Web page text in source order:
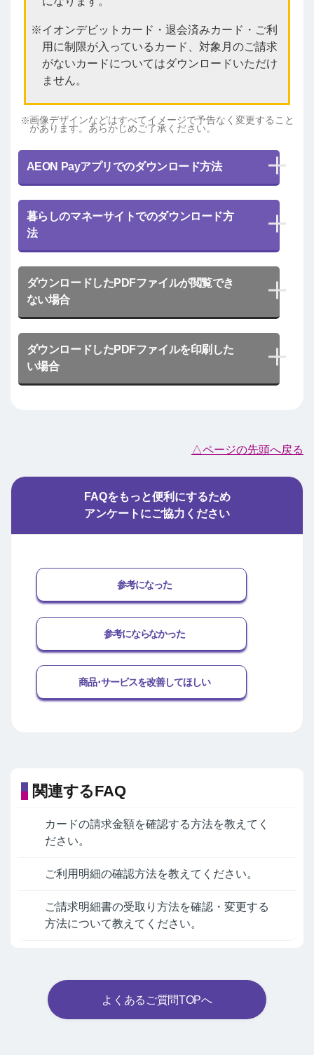
イオンデビットカード・退会済みカード・ご利
用に制限が入っているカード、対象月のご請求
がないカードについてはダウンロードいただけ
ません。
画像デザインなどはすべてイメージで予告なく変更すること
があります。あらかじめご了承ください。
AEON Payアプリでのダウンロード方法
暮らしのマネーサイトでのダウンロード方
法
ダウンロードしたPDFファイルが閲覧でき
ない場合
ダウンロードしたPDFファイルを印刷した
い場合
△ページの先頭へ戻る
FAQをもっと便利にするため
アンケートにご協力ください
参考になった
参考にならなかった
商品･サービスを改善してほしい
関連するFAQ
カードの請求金額を確認する方法を教えてく
ださい。
ご利用明細の確認方法を教えてください。
ご請求明細書の受取り方法を確認・変更する
方法について教えてください。
よくあるご質問TOPへ